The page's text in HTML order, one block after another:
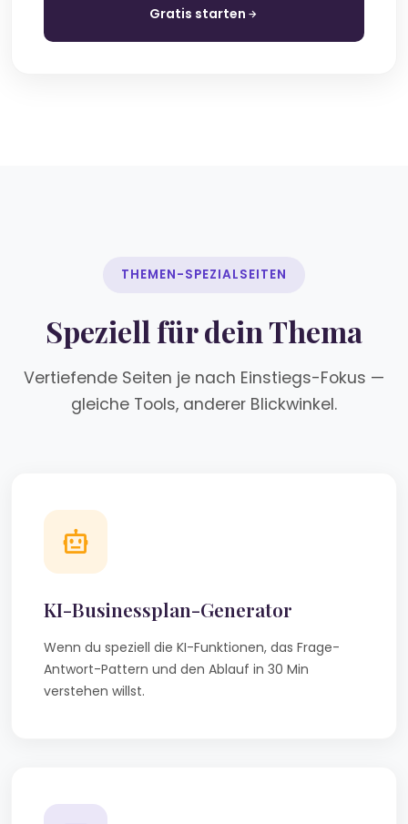
Gratis starten
THEMEN-SPEZIALSEITEN
Speziell für dein Thema
Vertiefende Seiten je nach Einstiegs-Fokus —
gleiche Tools, anderer Blickwinkel.
KI-Businessplan-Generator
Wenn du speziell die KI-Funktionen, das Frage-
Antwort-Pattern und den Ablauf in 30 Min
verstehen willst.